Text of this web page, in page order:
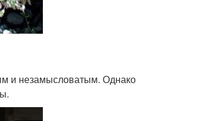
и незамысловатым. Однако